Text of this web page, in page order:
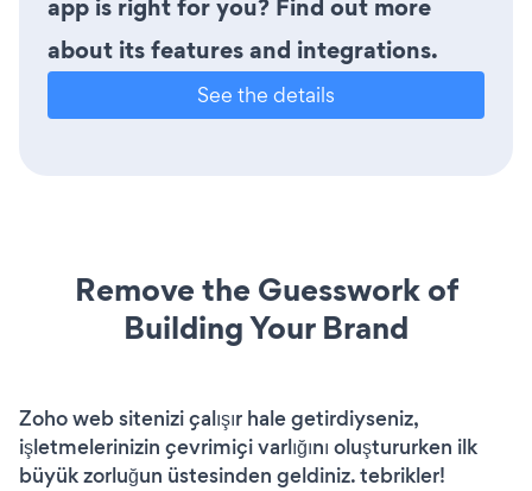
app is right for you? Find out more
about its features and integrations.
See the details
Remove the Guesswork of
Building Your Brand
Zoho web sitenizi çalışır hale getirdiyseniz,
işletmelerinizin çevrimiçi varlığını oluştururken ilk
büyük zorluğun üstesinden geldiniz. tebrikler!